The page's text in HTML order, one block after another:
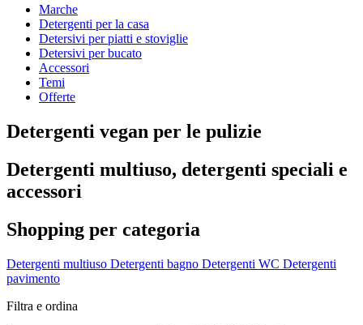
Marche
Detergenti per la casa
Detersivi per piatti e stoviglie
Detersivi per bucato
Accessori
Temi
Offerte
Detergenti vegan per le pulizie
Detergenti multiuso, detergenti speciali e
accessori
Shopping per categoria
Detergenti multiuso Detergenti bagno Detergenti WC Detergenti
pavimento
Filtra e ordina